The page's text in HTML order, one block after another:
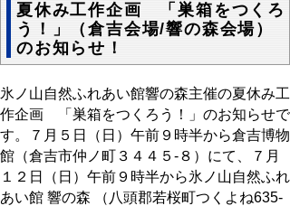
夏休み工作企画 「巣箱をつくろ
う！」（倉吉会場/響の森会場）
のお知らせ！
氷ノ山自然ふれあい館響の森主催の夏休み工
作企画 「巣箱をつくろう！」のお知らせで
す。７月５日（日）午前９時半から倉吉博物
館（倉吉市仲ノ町３４４５ -８）にて、７月
１２日（日）午前９時半から氷ノ山自然ふれ
あい館 響の森 （八頭郡若桜町つくよね635-